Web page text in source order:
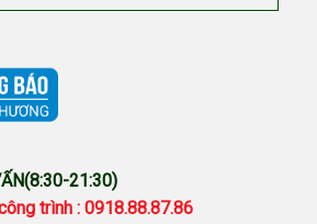
21:30)
trình : 0918.88.87.86